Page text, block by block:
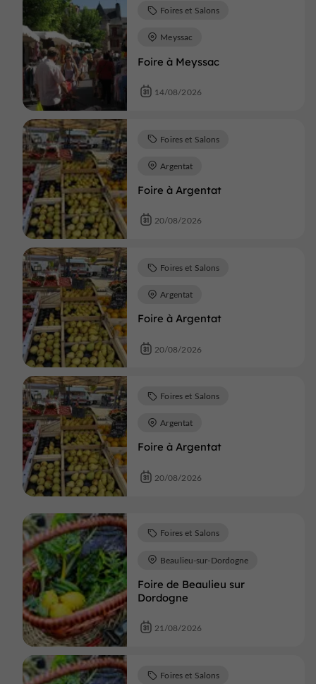
Foire à Meyssac
Foires et Salons
Meyssac
14/08/2026
Foire à Argentat
Foires et Salons
Argentat
20/08/2026
Foire à Argentat
Foires et Salons
Argentat
20/08/2026
Foire à Argentat
Foires et Salons
Argentat
20/08/2026
Foire de Beaulieu sur
Dordogne
Foires et Salons
Beaulieu-sur-Dordogne
21/08/2026
Foires et Salons